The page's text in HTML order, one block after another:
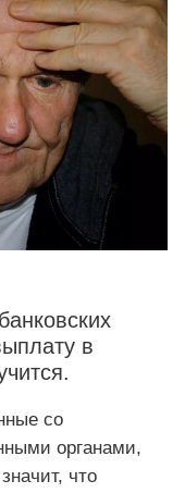
в
со
органами,
что